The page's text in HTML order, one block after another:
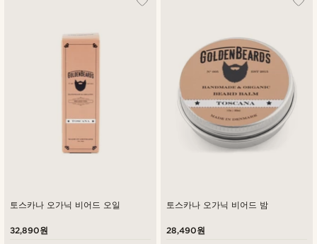
토스카나 오가닉 비어드 오일
32,890원
토스카나 오가닉 비어드 밤
28,490원